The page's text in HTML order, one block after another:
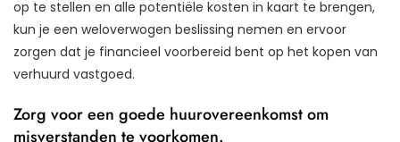
op te stellen en alle potentiële kosten in kaart te brengen,
kun je een weloverwogen beslissing nemen en ervoor
zorgen dat je financieel voorbereid bent op het kopen van
verhuurd vastgoed.
Zorg voor een goede huurovereenkomst om
misverstanden te voorkomen.